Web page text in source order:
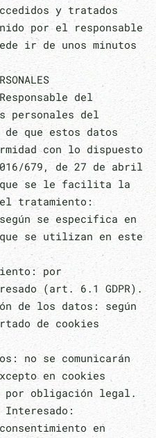
y tratados
por el responsable
ir de unos minutos
del
personales del
que estos datos
con lo dispuesto
679, de 27 de abril
que se le facilita la
tratamiento:
se especifica en
se utilizan en este
por
(art. 6.1 GDPR).
de los datos: según
de cookies
no se comunicarán
en cookies
por obligación legal.
Interesado:
en